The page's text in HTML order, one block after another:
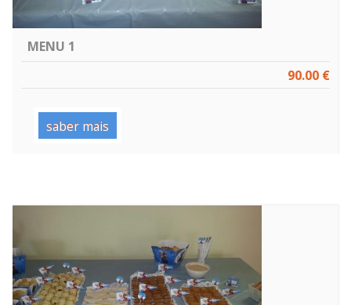
MENU 1
90.00 €
saber mais